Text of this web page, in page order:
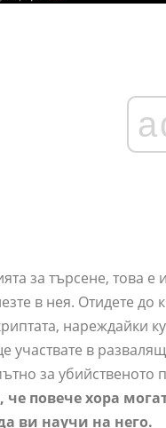
за търсене, това
в нея. Отидете до
нареждайки
участвате в
за убийственото
повече хора
ви научи на него.